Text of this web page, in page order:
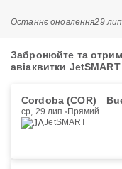
Останнє оновлення29
Забронюйте та
авіаквитки JetSMART
Cordoba (COR)
ср, 29 лип. Прямий
JetSMART